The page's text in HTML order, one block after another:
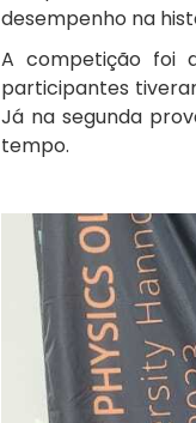
desempenho na
A competição foi
participantes
Já na segunda
tempo.